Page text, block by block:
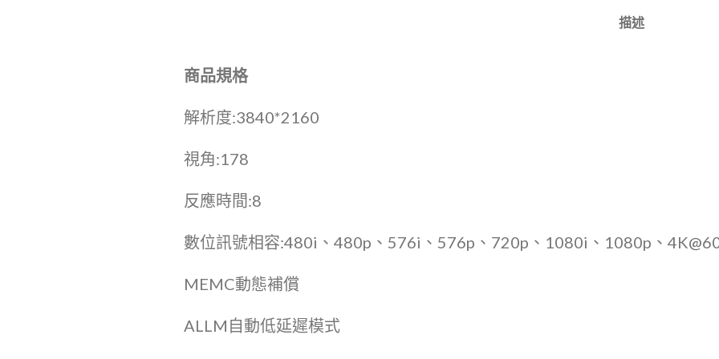
描述
商品規格
解析度:3840*2160
視角:178
反應時間:8
數位訊號相容:480i、480p、576i、576p、720p、1080i、1080p、
MEMC動態補償
ALLM自動低延遲模式